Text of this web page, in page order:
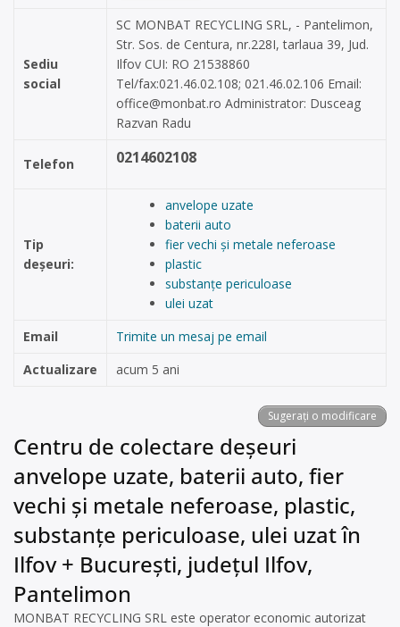
Sediu
social
SC MONBAT RECYCLING SRL, - Pantelimon,
Str. Sos. de Centura, nr.228I, tarlaua 39, Jud.
Ilfov CUI: RO 21538860
Tel/fax:021.46.02.108; 021.46.02.106 Email:
office@monbat.ro Administrator: Dusceag
Razvan Radu
Telefon 0214602108
Tip
deșeuri:
anvelope uzate
baterii auto
fier vechi și metale neferoase
plastic
substanțe periculoase
ulei uzat
Email
Trimite un mesaj pe email
Actualizare
acum 5 ani
Sugerați o modificare
Centru de colectare deșeuri
anvelope uzate, baterii auto, fier
vechi și metale neferoase, plastic,
substanțe periculoase, ulei uzat în
Ilfov + București, județul Ilfov,
Pantelimon
MONBAT RECYCLING SRL este operator economic autorizat